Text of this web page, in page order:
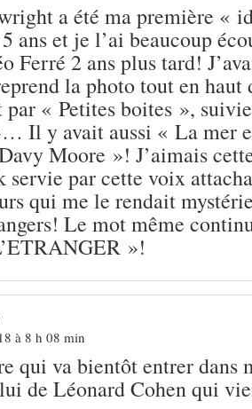
a été ma première «
ans et je l’ai beaucoup
Ferré 2 ans plus tard!
la photo tout en
par « Petites boites »,
Il y avait aussi « La mer
Moore »! J’aimais
servie par cette voix
qui me le rendait
Le mot même
»!
à 8 h 08 min
qui va bientôt entrer dans
de Léonard Cohen qui